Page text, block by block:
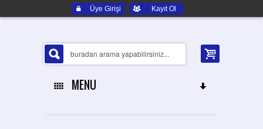
Üye Girişi Kayıt Ol
MENU